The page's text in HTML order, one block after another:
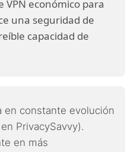
VPN económico para
una seguridad de
capacidad de
en constante evolución
PrivacySavvy).
en más